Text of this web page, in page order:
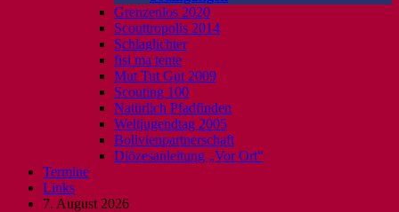
Grenzenlos 2020
Scouttropolis 2014
Schlaglichter
fisi ma tente
Mut Tut Gut 2009
Scouting 100
Natürlich Pfadfinden
Weltjugendtag 2005
Bolivienpartnerschaft
Diözesanleitung „Vor Ort“
Termine
Links
7. August 2026